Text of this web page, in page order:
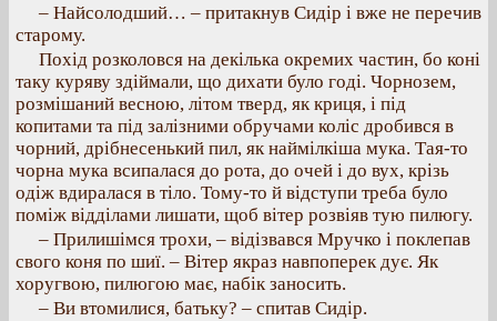
– Найсолодший… – притакнув Сидір і вже не перечив
старому.
Похід розколовся на декілька окремих частин, бо коні
таку куряву здіймали, що дихати було годі. Чорнозем,
розмішаний весною, літом тверд, як криця, і під
копитами та під залізними обручами коліс дробився в
чорний, дрібнесенький пил, як наймілкіша мука. Тая-то
чорна мука всипалася до рота, до очей і до вух, крізь
одіж вдиралася в тіло. Тому-то й відступи треба було
поміж відділами лишати, щоб вітер розвіяв тую пилюгу.
– Прилишімся трохи, – відізвався Мручко і поклепав
свого коня по шиї. – Вітер якраз навпоперек дує. Як
хоругвою, пилюгою має, набік заносить.
– Ви втомилися, батьку? – спитав Сидір.